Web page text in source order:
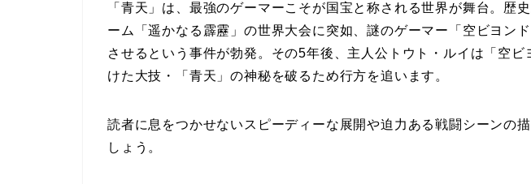
「青天」は、最強のゲーマーこそが国宝と称される世界が舞台。歴
ーム「遥かなる霹靂」の世界大会に突如、謎のゲーマー「空ビヨン
させるという事件が勃発。その5年後、主人公トウト・ルイは「空ビ
けた大技・「青天」の神秘を破るため行方を追います。
読者に息をつかせないスピーディーな展開や迫力ある戦闘シーンの
しょう。